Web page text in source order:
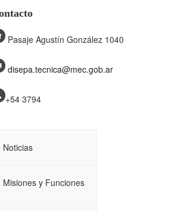
Pasaje Agustín González 1040
disepa.tecnica@mec.gob.ar
+54 3794
Noticias
Misiones y Funciones